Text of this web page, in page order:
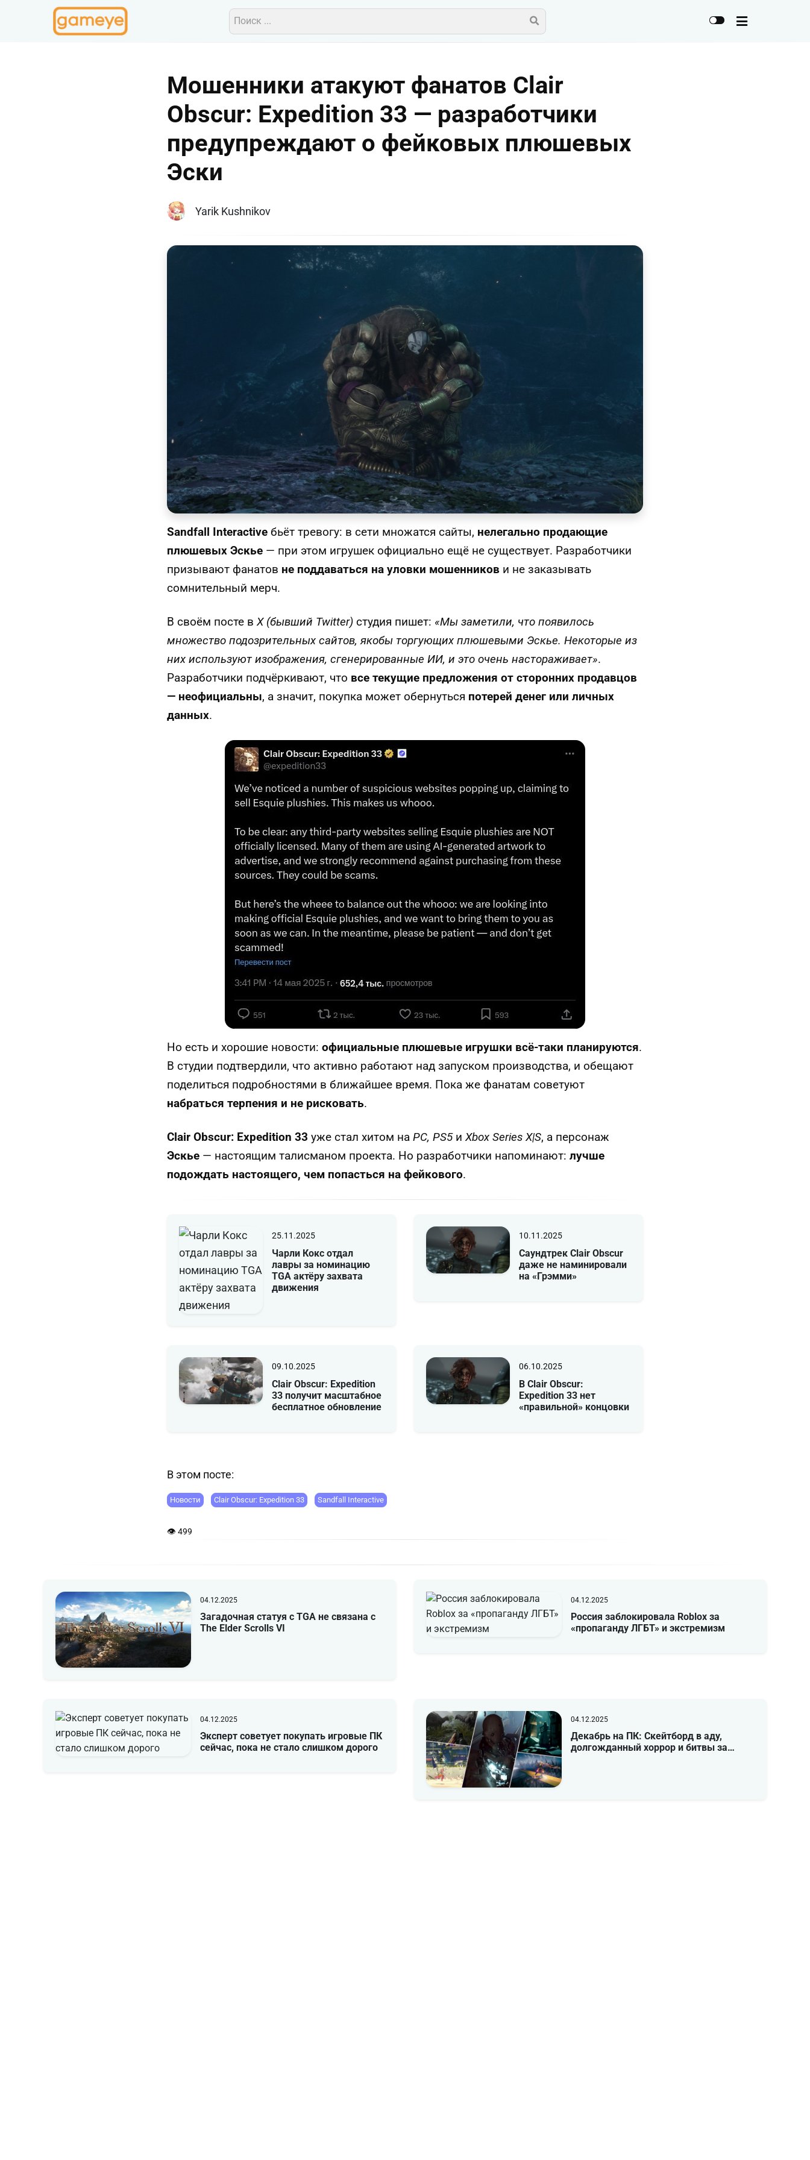
Мошенники атакуют фанатов Clair
Obscur: Expedition 33 — разработчики
предупреждают о фейковых плюшевых
Эски
Yarik Kushnikov
Sandfall Interactive бьёт тревогу: в сети множатся сайты, нелегально продающие
плюшевых Эскье — при этом игрушек официально ещё не существует. Разработчики
призывают фанатов не поддаваться на уловки мошенников и не заказывать
сомнительный мерч.
В своём посте вX (бывший Twitter) студия пишет: «Мы заметили, что появилось
множество подозрительных сайтов, якобы торгующих плюшевыми Эскье. Некоторые из
них используют изображения, сгенерированные ИИ, и это очень настораживает».
Разработчики подчёркивают, что все текущие предложения от сторонних продавцов
— неофициальны, а значит, покупка может обернуться потерей денег или личных
данных.
Но есть и хорошие новости: официальные плюшевые игрушки всё-таки планируются.
В студии подтвердили, что активно работают над запуском производства, и обещают
поделиться подробностями в ближайшее время. Пока же фанатам советуют
набраться терпения и не рисковать.
Clair Obscur: Expedition 33 уже стал хитом на PC, PS5иXbox Series X|S, а персонаж
Эскье — настоящим талисманом проекта. Но разработчики напоминают: лучше
подождать настоящего, чем попасться на фейкового.
25.11.2025
Чарли Кокс отдал
лавры за номинацию
TGA актёру захвата
движения
10.11.2025
Саундтрек Clair Obscur
даже не наминировали
на «Грэмми»
09.10.2025
Clair Obscur: Expedition
33 получит масштабное
бесплатное обновление
06.10.2025
В Clair Obscur:
Expedition 33 нет
«правильной» концовки
В этом посте:
Новости Clair Obscur: Expedition 33 Sandfall Interactive
👁 499
04.12.2025
Загадочная статуя с TGA не связана с
The Elder Scrolls VI
04.12.2025
Россия заблокировала Roblox за
«пропаганду ЛГБТ» и экстремизм
04.12.2025
Эксперт советует покупать игровые ПК
сейчас, пока не стало слишком дорого
04.12.2025
Декабрь на ПК: Скейтборд в аду,
долгожданный хоррор и битвы за…